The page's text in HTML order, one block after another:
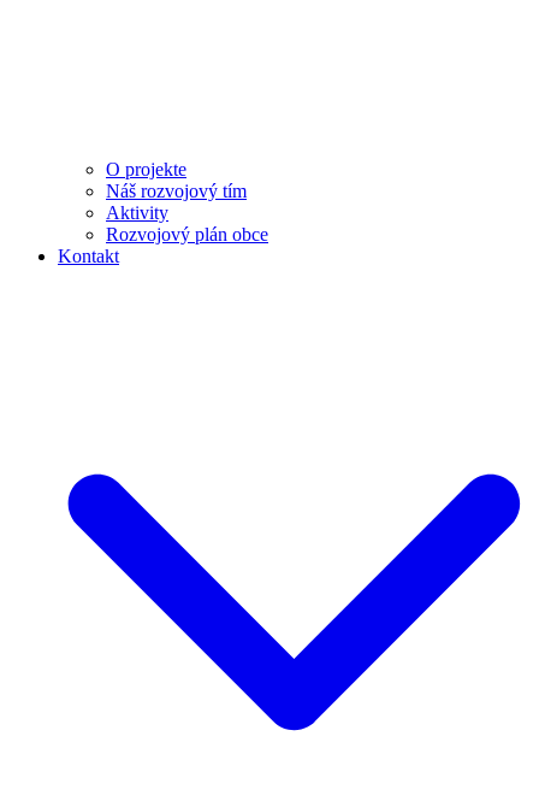
O projekte
Náš rozvojový tím
Aktivity
Rozvojový plán obce
Kontakt